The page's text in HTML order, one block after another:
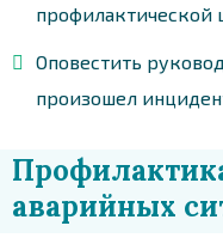
профилактической
Оповестить
произошел
аварийных